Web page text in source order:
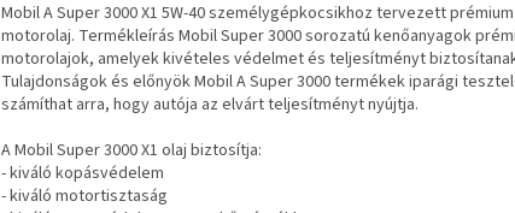
Mobil A Super 3000 X1 5W-40 személygépkocsikhoz tervezett
motorolaj. Termékleírás Mobil Super 3000 sorozatú kenőanyagok
motorolajok, amelyek kivételes védelmet és teljesítményt
Tulajdonságok és előnyök Mobil A Super 3000 termékek iparági
számíthat arra, hogy autója az elvárt teljesítményt nyújtja.
A Mobil Super 3000 X1 olaj biztosítja:
- kiváló kopásvédelem
- kiváló motortisztaság